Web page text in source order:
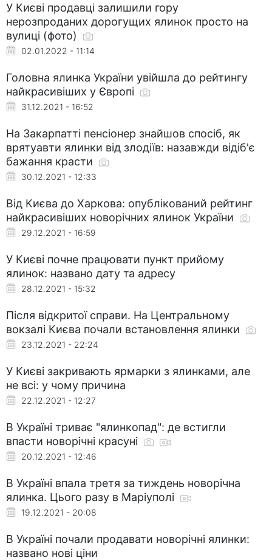
У Києві продавці залишили гору
нерозпроданих дорогущих ялинок просто на
вулиці (фото)
02.01.2022 - 11:14
Головна ялинка України увійшла до рейтингу
найкрасивіших у Європі
31.12.2021 - 16:52
На Закарпатті пенсіонер знайшов спосіб, як
врятуавти ялинки від злодіїв: назавжди відіб'є
бажання красти
30.12.2021 - 12:33
Від Києва до Харкова: опублікований рейтинг
найкрасивіших новорічних ялинок України
29.12.2021 - 16:59
У Києві почне працювати пункт прийому
ялинок: названо дату та адресу
28.12.2021 - 15:32
Після відкритої справи. На Центральному
вокзалі Києва почали встановлення ялинки
23.12.2021 - 22:24
У Києві закривають ярмарки з ялинками, але
не всі: у чому причина
22.12.2021 - 12:27
В Україні триває "ялинкопад": де встигли
впасти новорічні красуні
20.12.2021 - 12:46
В Україні впала третя за тиждень новорічна
ялинка. Цього разу в Маріуполі
19.12.2021 - 20:08
В Україні почали продавати новорічні ялинки:
названо нові ціни